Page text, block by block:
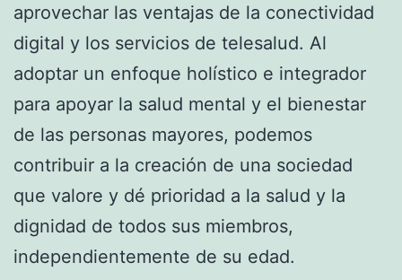
aprovechar las ventajas de la conectividad
digital y los servicios de telesalud. Al
adoptar un enfoque holístico e integrador
para apoyar la salud mental y el bienestar
de las personas mayores, podemos
contribuir a la creación de una sociedad
que valore y dé prioridad a la salud y la
dignidad de todos sus miembros,
independientemente de su edad.